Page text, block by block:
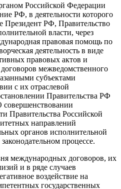
Российской Федерации
РФ, в деятельности которого
Президент РФ, Правительство
власти, через
правовая помощь по
деятельность в виде
правовых актов и
межведомственного
субъектами
с их отраслевой
Правительства РФ
совершенствовании
Правительства Российской
направлений
органов исполнительной
процессе.
международных договоров, их
и в ряде случаев
воздействие на
государственных